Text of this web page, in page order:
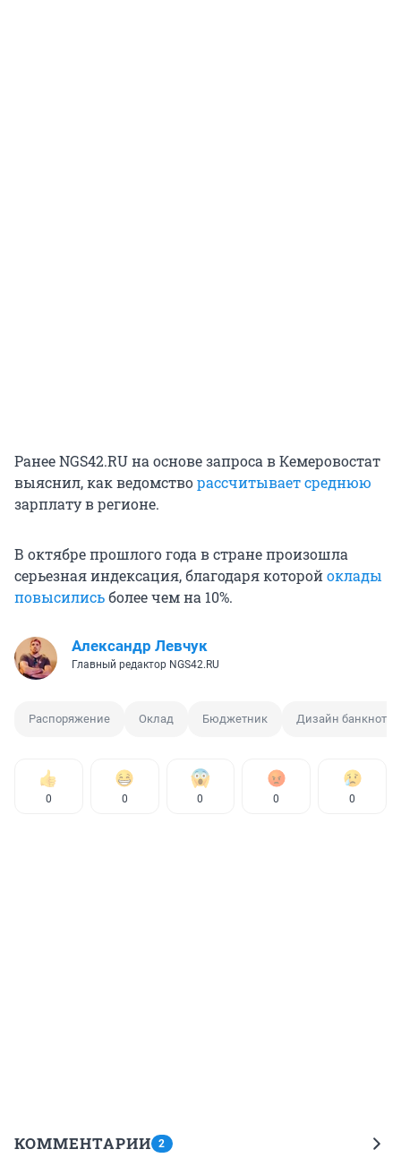
Ранее NGS42.RU на основе запроса в Кемеровостат
выяснил, как ведомстворассчитывает среднюю
зарплату в регионе.
В октябре прошлого года в стране произошла
серьезная индексация, благодаря которойоклады
повысилисьболее чем на 10%.
Александр Левчук
Главный редактор NGS42.RU
Распоряжение Оклад Бюджетник Дизайн банкнот
0 0 0 0 0
КОММЕНТАРИИ 2